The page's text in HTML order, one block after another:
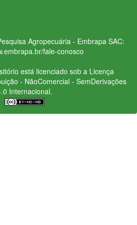
Agropecuária - Embrapa SAC:
fale-conosco
está licenciado sob a Licença
- NãoComercial - SemDerivações
Internacional.